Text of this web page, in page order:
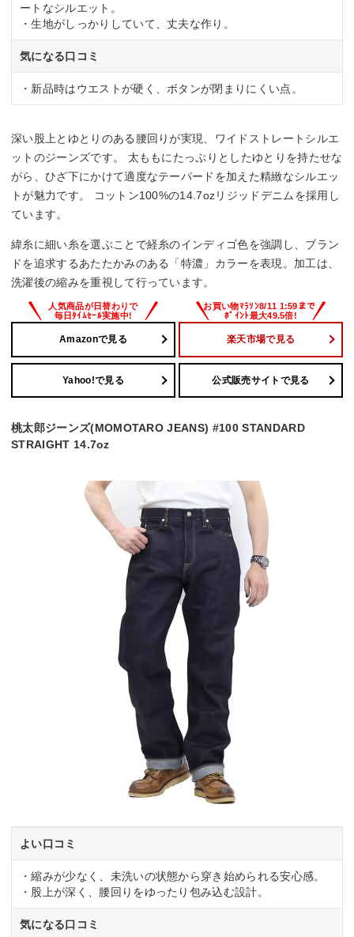
ートなシルエット。
・生地がしっかりしていて、丈夫な作り。
気になる口コミ
・新品時はウエストが硬く、ボタンが閉まりにくい点。
深い股上とゆとりのある腰回りが実現、ワイドストレートシルエ
ットのジーンズです。 太ももにたっぷりとしたゆとりを持たせな
がら、ひざ下にかけて適度なテーパードを加えた精緻なシルエッ
トが魅力です。 コットン100%の14.7ozリジッドデニムを採用し
ています。
緯糸に細い糸を選ぶことで経糸のインディゴ色を強調し、ブラン
ドを追求するあたたかみのある「特濃」カラーを表現。加工は、
洗濯後の縮みを重視して行っています。
Amazonで見る 楽天市場で見る
Yahoo!で見る 公式販売サイトで見る
桃太郎ジーンズ(MOMOTARO JEANS) #100 STANDARD
STRAIGHT 14.7oz
よい口コミ
・縮みが少なく、未洗いの状態から穿き始められる安心感。
・股上が深く、腰回りをゆったり包み込む設計。
気になる口コミ